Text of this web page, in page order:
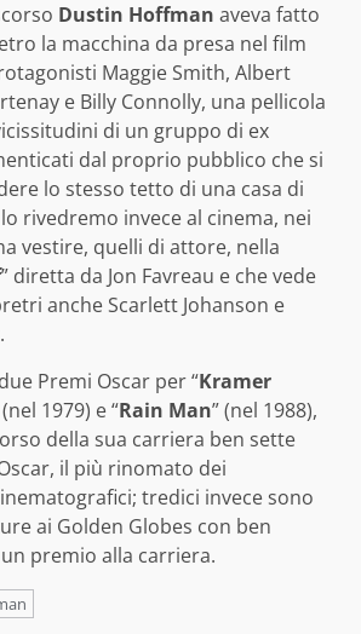
Dustin Hoffman aveva fatto
la macchina da presa nel film
Maggie Smith, Albert
e Billy Connolly, una pellicola
di un gruppo di ex
dal proprio pubblico che si
lo stesso tetto di una casa di
rivedremo invece al cinema, nei
vestire, quelli di attore, nella
” diretta da Jon Favreau e che vede
anche Scarlett Johanson e
Premi Oscar per “Kramer
(nel 1979) e “Rain Man” (nel 1988),
della sua carriera ben sette
il più rinomato dei
tredici invece sono
ai Golden Globes con ben
premio alla carriera.